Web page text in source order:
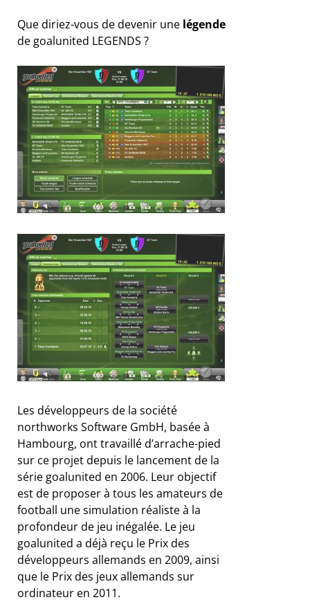
Que diriez-vous de devenir une légende
de goalunited LEGENDS ?
Les développeurs de la société
northworks Software GmbH, basée à
Hambourg, ont travaillé d’arrache-pied
sur ce projet depuis le lancement de la
série goalunited en 2006. Leur objectif
est de proposer à tous les amateurs de
football une simulation réaliste à la
profondeur de jeu inégalée. Le jeu
goalunited a déjà reçu le Prix des
développeurs allemands en 2009, ainsi
que le Prix des jeux allemands sur
ordinateur en 2011.